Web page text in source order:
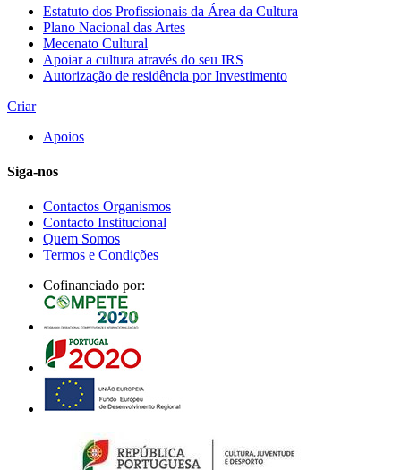
Estatuto dos Profissionais da Área da Cultura
Plano Nacional das Artes
Mecenato Cultural
Apoiar a cultura através do seu IRS
Autorização de residência por Investimento
Criar
Apoios
Siga-nos
Contactos Organismos
Contacto Institucional
Quem Somos
Termos e Condições
Cofinanciado por: